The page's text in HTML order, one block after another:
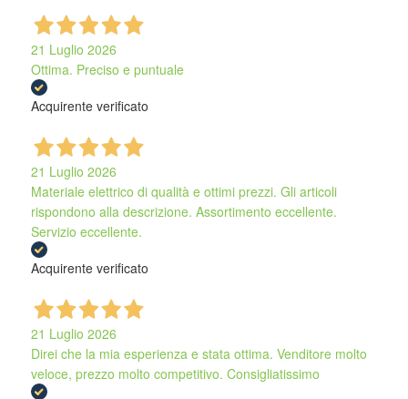
21 Luglio 2026
Ottima. Preciso e puntuale
Acquirente verificato
21 Luglio 2026
Materiale elettrico di qualità e ottimi prezzi. Gli articoli
rispondono alla descrizione. Assortimento eccellente.
Servizio eccellente.
Acquirente verificato
21 Luglio 2026
Direi che la mia esperienza e stata ottima. Venditore molto
veloce, prezzo molto competitivo. Consigliatissimo